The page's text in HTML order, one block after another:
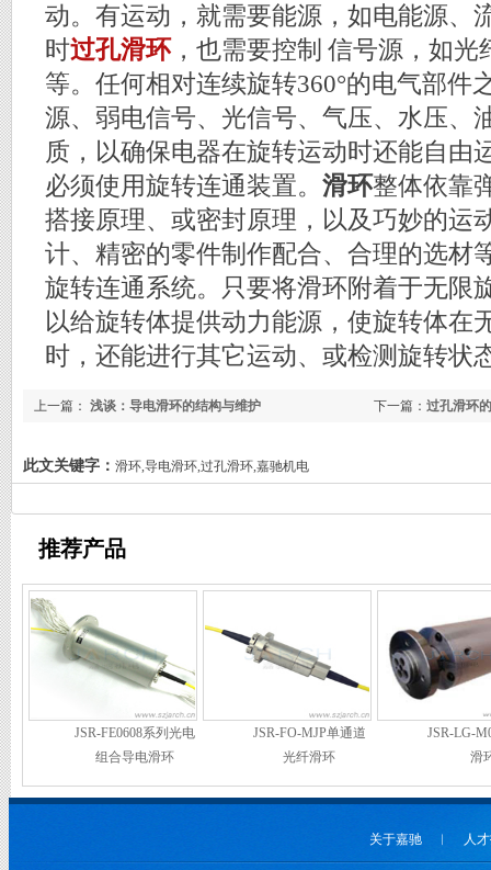
动。有运动，就需要能源，如电能源、
时过孔滑环，也需要控制 信号源，如光
等。任何相对连续旋转360°的电气部件
源、弱电信号、光信号、气压、水压、
质，以确保电器在旋转运动时还能自由
必须使用旋转连通装置。 滑环整体依靠
搭接原理、或密封原理，以及巧妙的运
计、精密的零件制作配合、合理的选材
旋转连通系统。只要将滑环附着于无限
以给旋转体提供动力能源，使旋转体在
时，还能进行其它运动、或检测旋转状
下一篇： 过孔滑环
上一篇： 浅谈：导电滑环的结构与维护
此文关键字： 滑环,导电滑环,过孔滑环,嘉驰机电
推荐产品
JSR-FE0608系列光电
组合导电滑环
JSR-FO-MJP单通道
光纤滑环
JSR-LG-
滑
关于嘉驰 ︱ 人